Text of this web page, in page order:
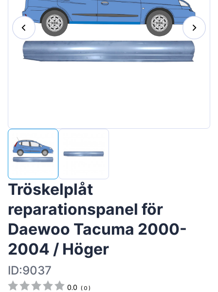
Magyar
Lietuvių
Português
Tröskelplåt
reparationspanel för
Daewoo Tacuma 2000-
2004 / Höger
ID:9037
0.0 (0 )